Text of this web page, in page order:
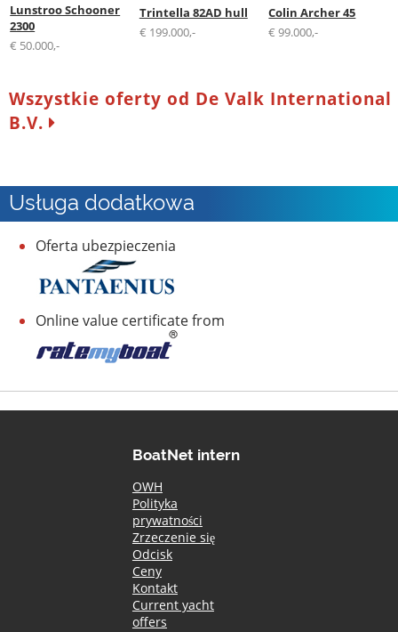
Lunstroo Schooner
2300
€ 50.000,-
Trintella 82AD hull
€ 199.000,-
Colin Archer 45
€ 99.000,-
Wszystkie oferty od De Valk International
B.V.
Usługa dodatkowa
Oferta ubezpieczenia
Online value certificate from
BoatNet intern
OWH
Polityka
prywatności
Zrzeczenie się
Odcisk
Ceny
Kontakt
Current yacht
offers